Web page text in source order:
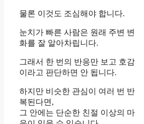
물론 이것도 조심해야 합니다.
눈치가 빠른 사람은 원래 주변 변
화를 잘 알아차립니다.
그래서 한 번의 반응만 보고 호감
이라고 판단하면 안 됩니다.
하지만 비슷한 관심이 여러 번 반
복된다면,
그 안에는 단순한 친절 이상의 마